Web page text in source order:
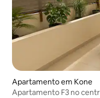
Apartamento em Kone
Apartamento F3 no